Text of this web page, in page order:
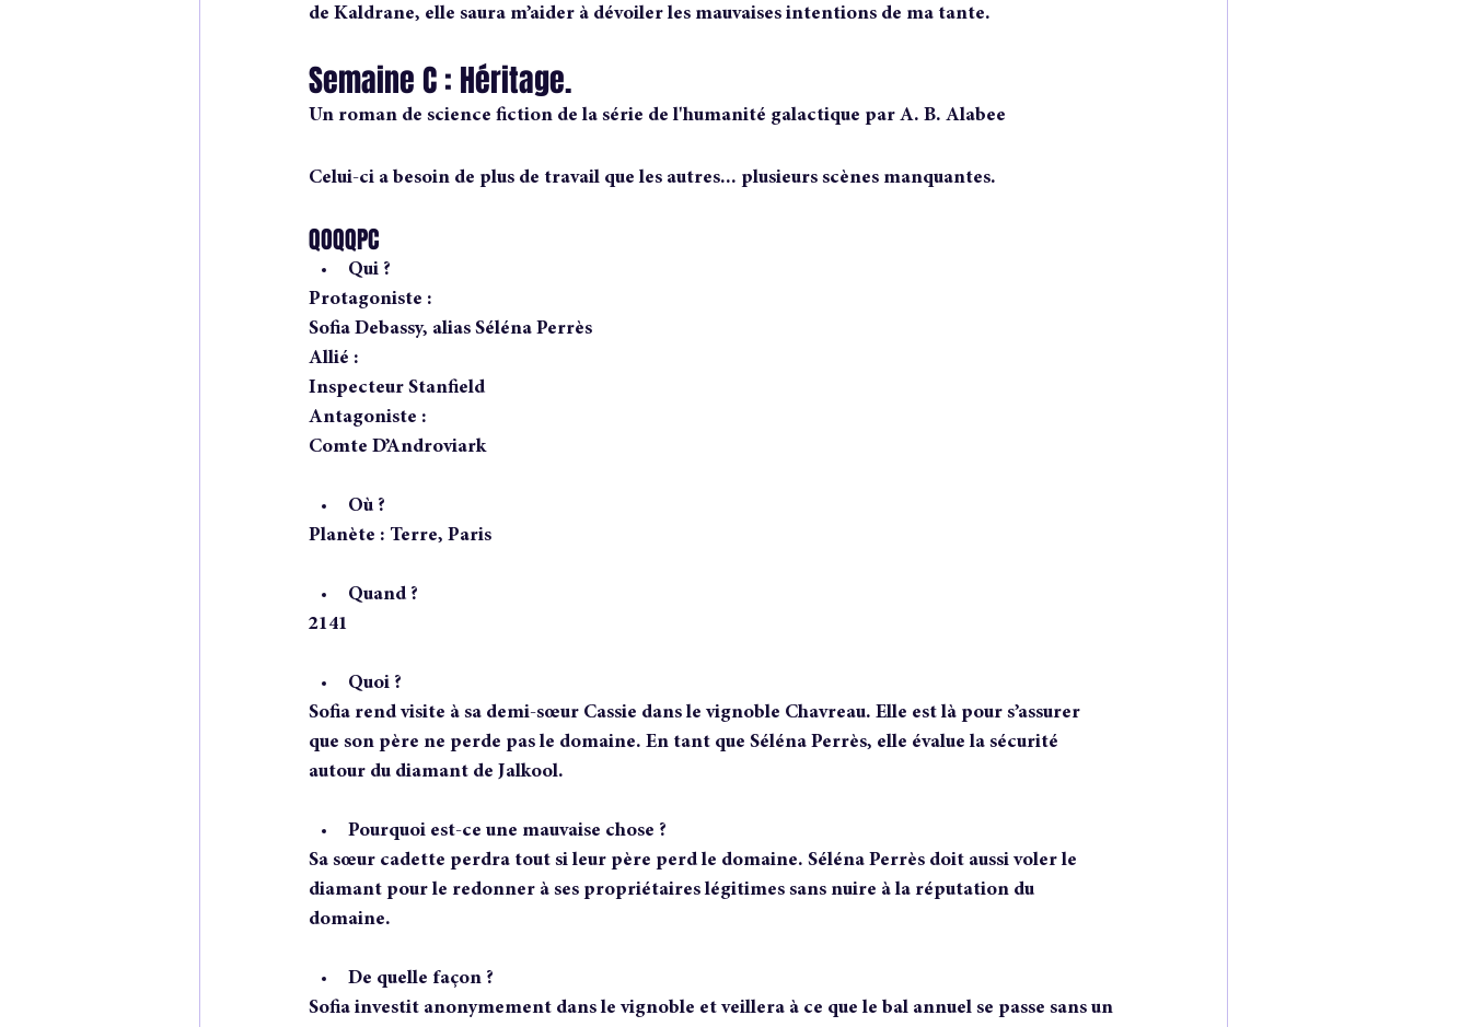
de Kaldrane, elle saura m’aider à dévoiler les mauvaises intentions de ma tante.
Semaine C : Héritage.
Un roman de science fiction de la série de l'humanité galactique par A. B. Alabee
Celui-ci a besoin de plus de travail que les autres... plusieurs scènes manquantes.
QOQQPC
Qui ?
Protagoniste :
Sofia Debassy, alias Séléna Perrès
Allié :
Inspecteur Stanfield
Antagoniste :
Comte D’Androviark
Où ?
Planète : Terre, Paris
Quand ?
2141
Quoi ?
Sofia rend visite à sa demi-sœur Cassie dans le vignoble Chavreau. Elle est là pour s’assurer
que son père ne perde pas le domaine. En tant que Séléna Perrès, elle évalue la sécurité
autour du diamant de Jalkool.
Pourquoi est-ce une mauvaise chose ?
Sa sœur cadette perdra tout si leur père perd le domaine. Séléna Perrès doit aussi voler le
diamant pour le redonner à ses propriétaires légitimes sans nuire à la réputation du
domaine.
De quelle façon ?
Sofia investit anonymement dans le vignoble et veillera à ce que le bal annuel se passe sans un